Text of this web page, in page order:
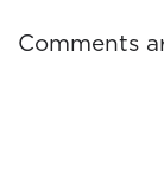
Comments